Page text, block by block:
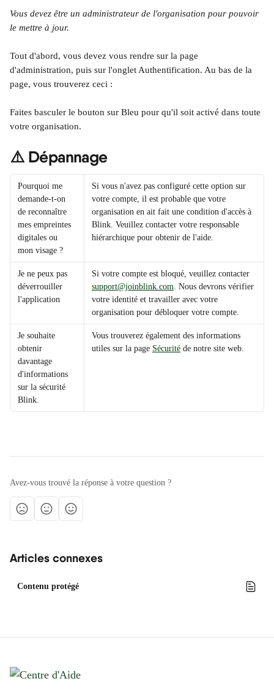
Vous devez être un administrateur de l'organisation pour pouvoir
le mettre à jour.
Tout d'abord, vous devez vous rendre sur la page
d'administration, puis sur l'onglet Authentification. Au bas de la
page, vous trouverez ceci :
Faites basculer le bouton sur Bleu pour qu'il soit activé dans toute
votre organisation.
⚠️ Dépannage
Pourquoi me
demande-t-on
de reconnaître
mes empreintes
digitales ou
mon visage ?
Si vous n'avez pas configuré cette option sur
votre compte, il est probable que votre
organisation en ait fait une condition d'accès à
Blink. Veuillez contacter votre responsable
hiérarchique pour obtenir de l'aide.
Je ne peux pas
déverrouiller
l'application
Si votre compte est bloqué, veuillez contacter
support@joinblink.com. Nous devrons vérifier
votre identité et travailler avec votre
organisation pour débloquer votre compte.
Je souhaite
obtenir
davantage
d'informations
sur la sécurité
Blink.
Vous trouverez également des informations
utiles sur la page Sécurité de notre site web.
Avez-vous trouvé la réponse à votre question ?
Articles connexes
Contenu protégé